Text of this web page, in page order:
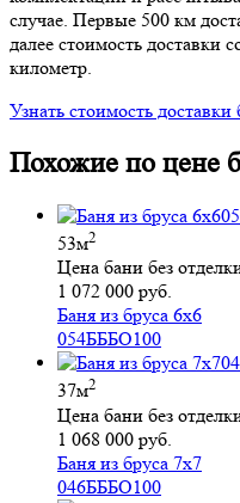
случае. Первые 500 км
далее стоимость доставки
километр.
Узнать стоимость доставки
Похожие по цене
53м2
Цена бани без
1 072 000 руб.
Баня из бруса 6х6
054БББО100
37м2
Цена бани без
1 068 000 руб.
Баня из бруса 7х7
046БББО100